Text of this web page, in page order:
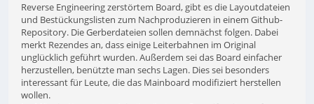
Reverse Engineering zerstörtem Board, gibt es die Layoutdateien
und Bestückungslisten zum Nachproduzieren in einem Github-
Repository. Die Gerberdateien sollen demnächst folgen. Dabei
merkt Rezendes an, dass einige Leiterbahnen im Original
unglücklich geführt wurden. Außerdem sei das Board einfacher
herzustellen, benützte man sechs Lagen. Dies sei besonders
interessant für Leute, die das Mainboard modifiziert herstellen
wollen.